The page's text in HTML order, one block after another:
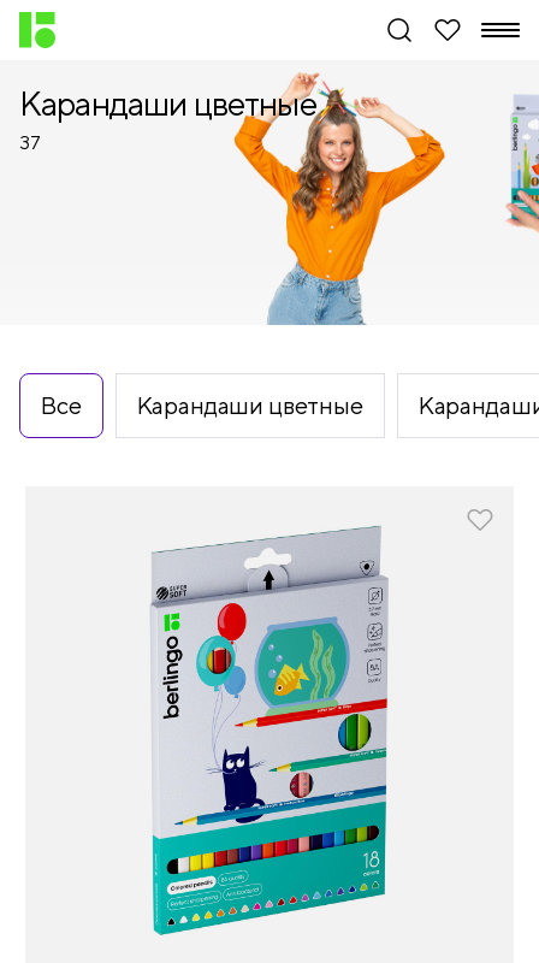
Карандаши цветные
37
Все Карандаши цветные